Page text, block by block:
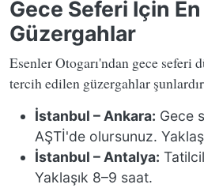
Gece Seferi İçin
Güzergahlar
Esenler Otogarı'ndan gece seferi
tercih edilen güzergahlar
İstanbul – Ankara: Gece
AŞTİ'de olursunuz.
İstanbul – Antalya:
Yaklaşık 8–9 saat.